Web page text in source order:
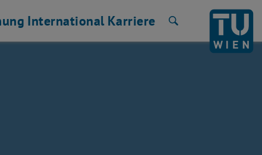
International Karriere